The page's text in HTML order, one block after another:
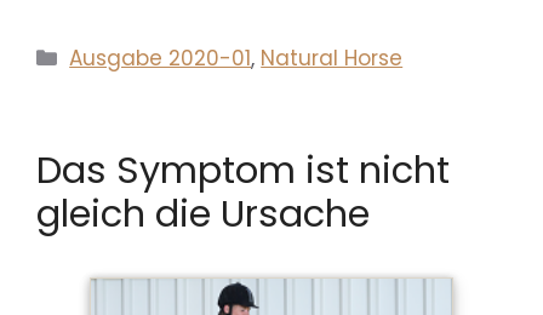
Kategorien
Ausgabe 2020-01, Natural Horse
Das Symptom ist nicht
gleich die Ursache